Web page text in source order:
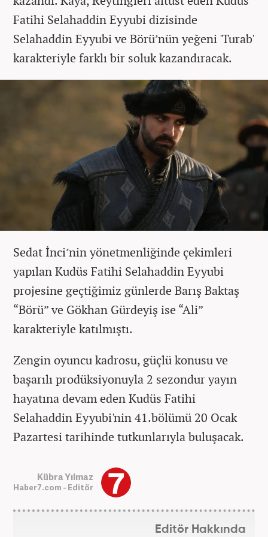
Fatihi Selahaddin Eyyubi dizisinde
Selahaddin Eyyubi ve Börü’nün yeğeni 'Turab'
karakteriyle farklı bir soluk kazandıracak.
Sedat İnci’nin yönetmenliğinde çekimleri
yapılan Kudüs Fatihi Selahaddin Eyyubi
projesine geçtiğimiz günlerde Barış Baktaş
“Börü” ve Gökhan Gürdeyiş ise “Ali”
karakteriyle katılmıştı.
Zengin oyuncu kadrosu, güçlü konusu ve
başarılı prodüksiyonuyla 2 sezondur yayın
hayatına devam eden Kudüs Fatihi
Selahaddin Eyyubi'nin 41.bölümü 20 Ocak
Pazartesi tarihinde tutkunlarıyla buluşacak.
Kübra Yılmaz
Haber7.com - Editör
Editör Hakkında